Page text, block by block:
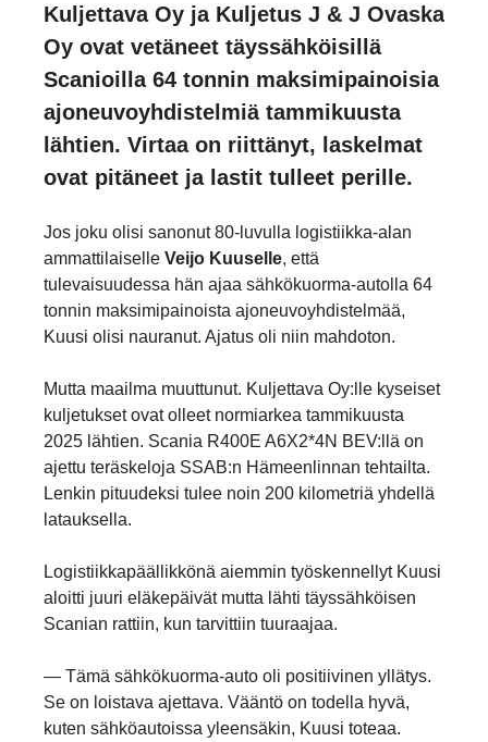
Kuljettava Oy ja Kuljetus J & J Ovaska
Oy ovat vetäneet täyssähköisillä
Scanioilla 64 tonnin maksimipainoisia
ajoneuvoyhdistelmiä tammikuusta
lähtien. Virtaa on riittänyt, laskelmat
ovat pitäneet ja lastit tulleet perille.
Jos joku olisi sanonut 80-luvulla logistiikka-alan
ammattilaiselle Veijo Kuuselle, että
tulevaisuudessa hän ajaa sähkökuorma-autolla 64
tonnin maksimipainoista ajoneuvoyhdistelmää,
Kuusi olisi nauranut. Ajatus oli niin mahdoton.
Mutta maailma muuttunut. Kuljettava Oy:lle kyseiset
kuljetukset ovat olleet normiarkea tammikuusta
2025 lähtien. Scania R400E A6X2*4N BEV:llä on
ajettu teräskeloja SSAB:n Hämeenlinnan tehtailta.
Lenkin pituudeksi tulee noin 200 kilometriä yhdellä
latauksella.
Logistiikkapäällikkönä aiemmin työskennellyt Kuusi
aloitti juuri eläkepäivät mutta lähti täyssähköisen
Scanian rattiin, kun tarvittiin tuuraajaa.
— Tämä sähkökuorma-auto oli positiivinen yllätys.
Se on loistava ajettava. Vääntö on todella hyvä,
kuten sähköautoissa yleensäkin, Kuusi toteaa.